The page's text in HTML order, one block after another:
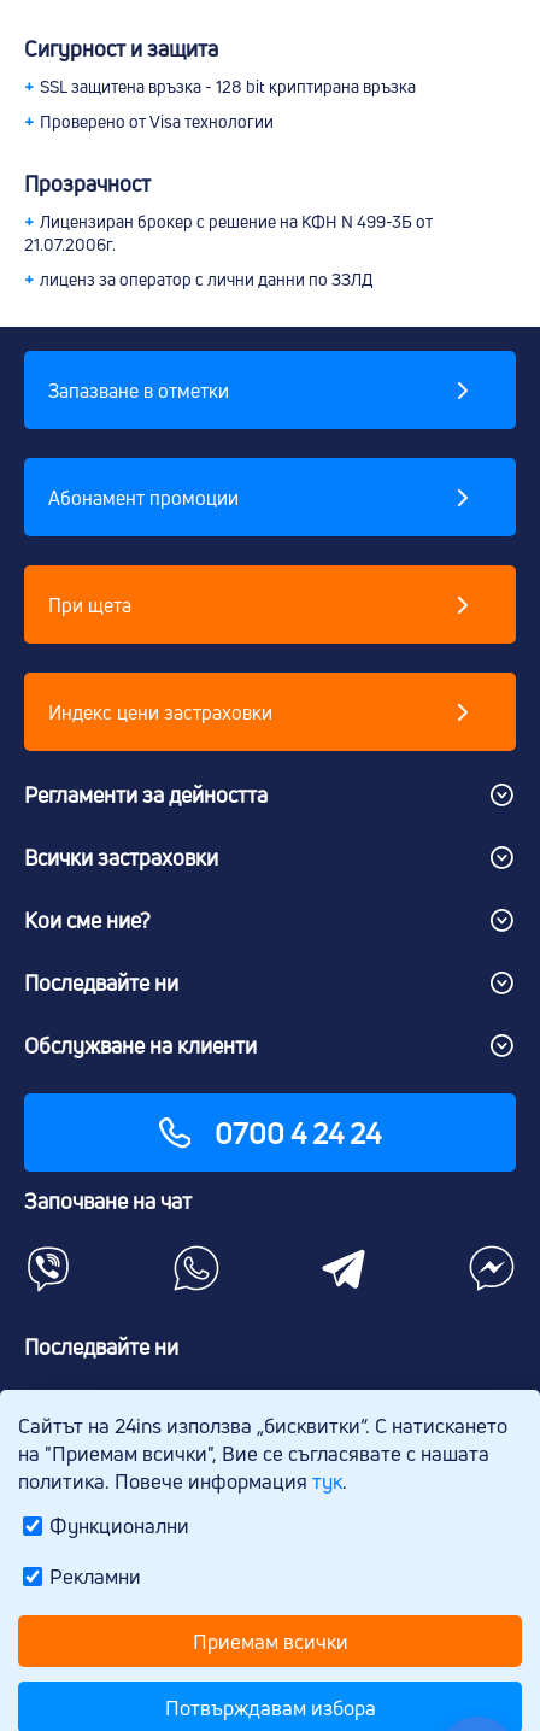
Сигурност и защита
+ SSL защитена връзка - 128 bit криптирана връзка
+ Проверено от Visa технологии
Прозрачност
+ Лицензиран брокер с решение на КФН N 499-3Б от
21.07.2006г.
+ лиценз за оператор с лични данни по ЗЗЛД
Запазване в отметки
Абонамент промоции
При щета
Индекс цени застраховки
Регламенти за дейността
Всички застраховки
Кои сме ние?
Последвайте ни
Обслужване на клиенти
0700 4 24 24
Започване на чат
Последвайте ни
24ins.bg е онлайн услуга на „Брокер Инс"
– лицензиран застрахователен брокер, с
разрешение 499-ЗБ / 2006, регистриран
в Комисия за финансов надзор.
Сайтът на 24ins използва „бисквитки“. С натискането
на "Приемам всички", Вие се съгласявате с нашата
политика. Повече информация тук.
Функционални
Рекламни
Приемам всички
Потвърждавам избора